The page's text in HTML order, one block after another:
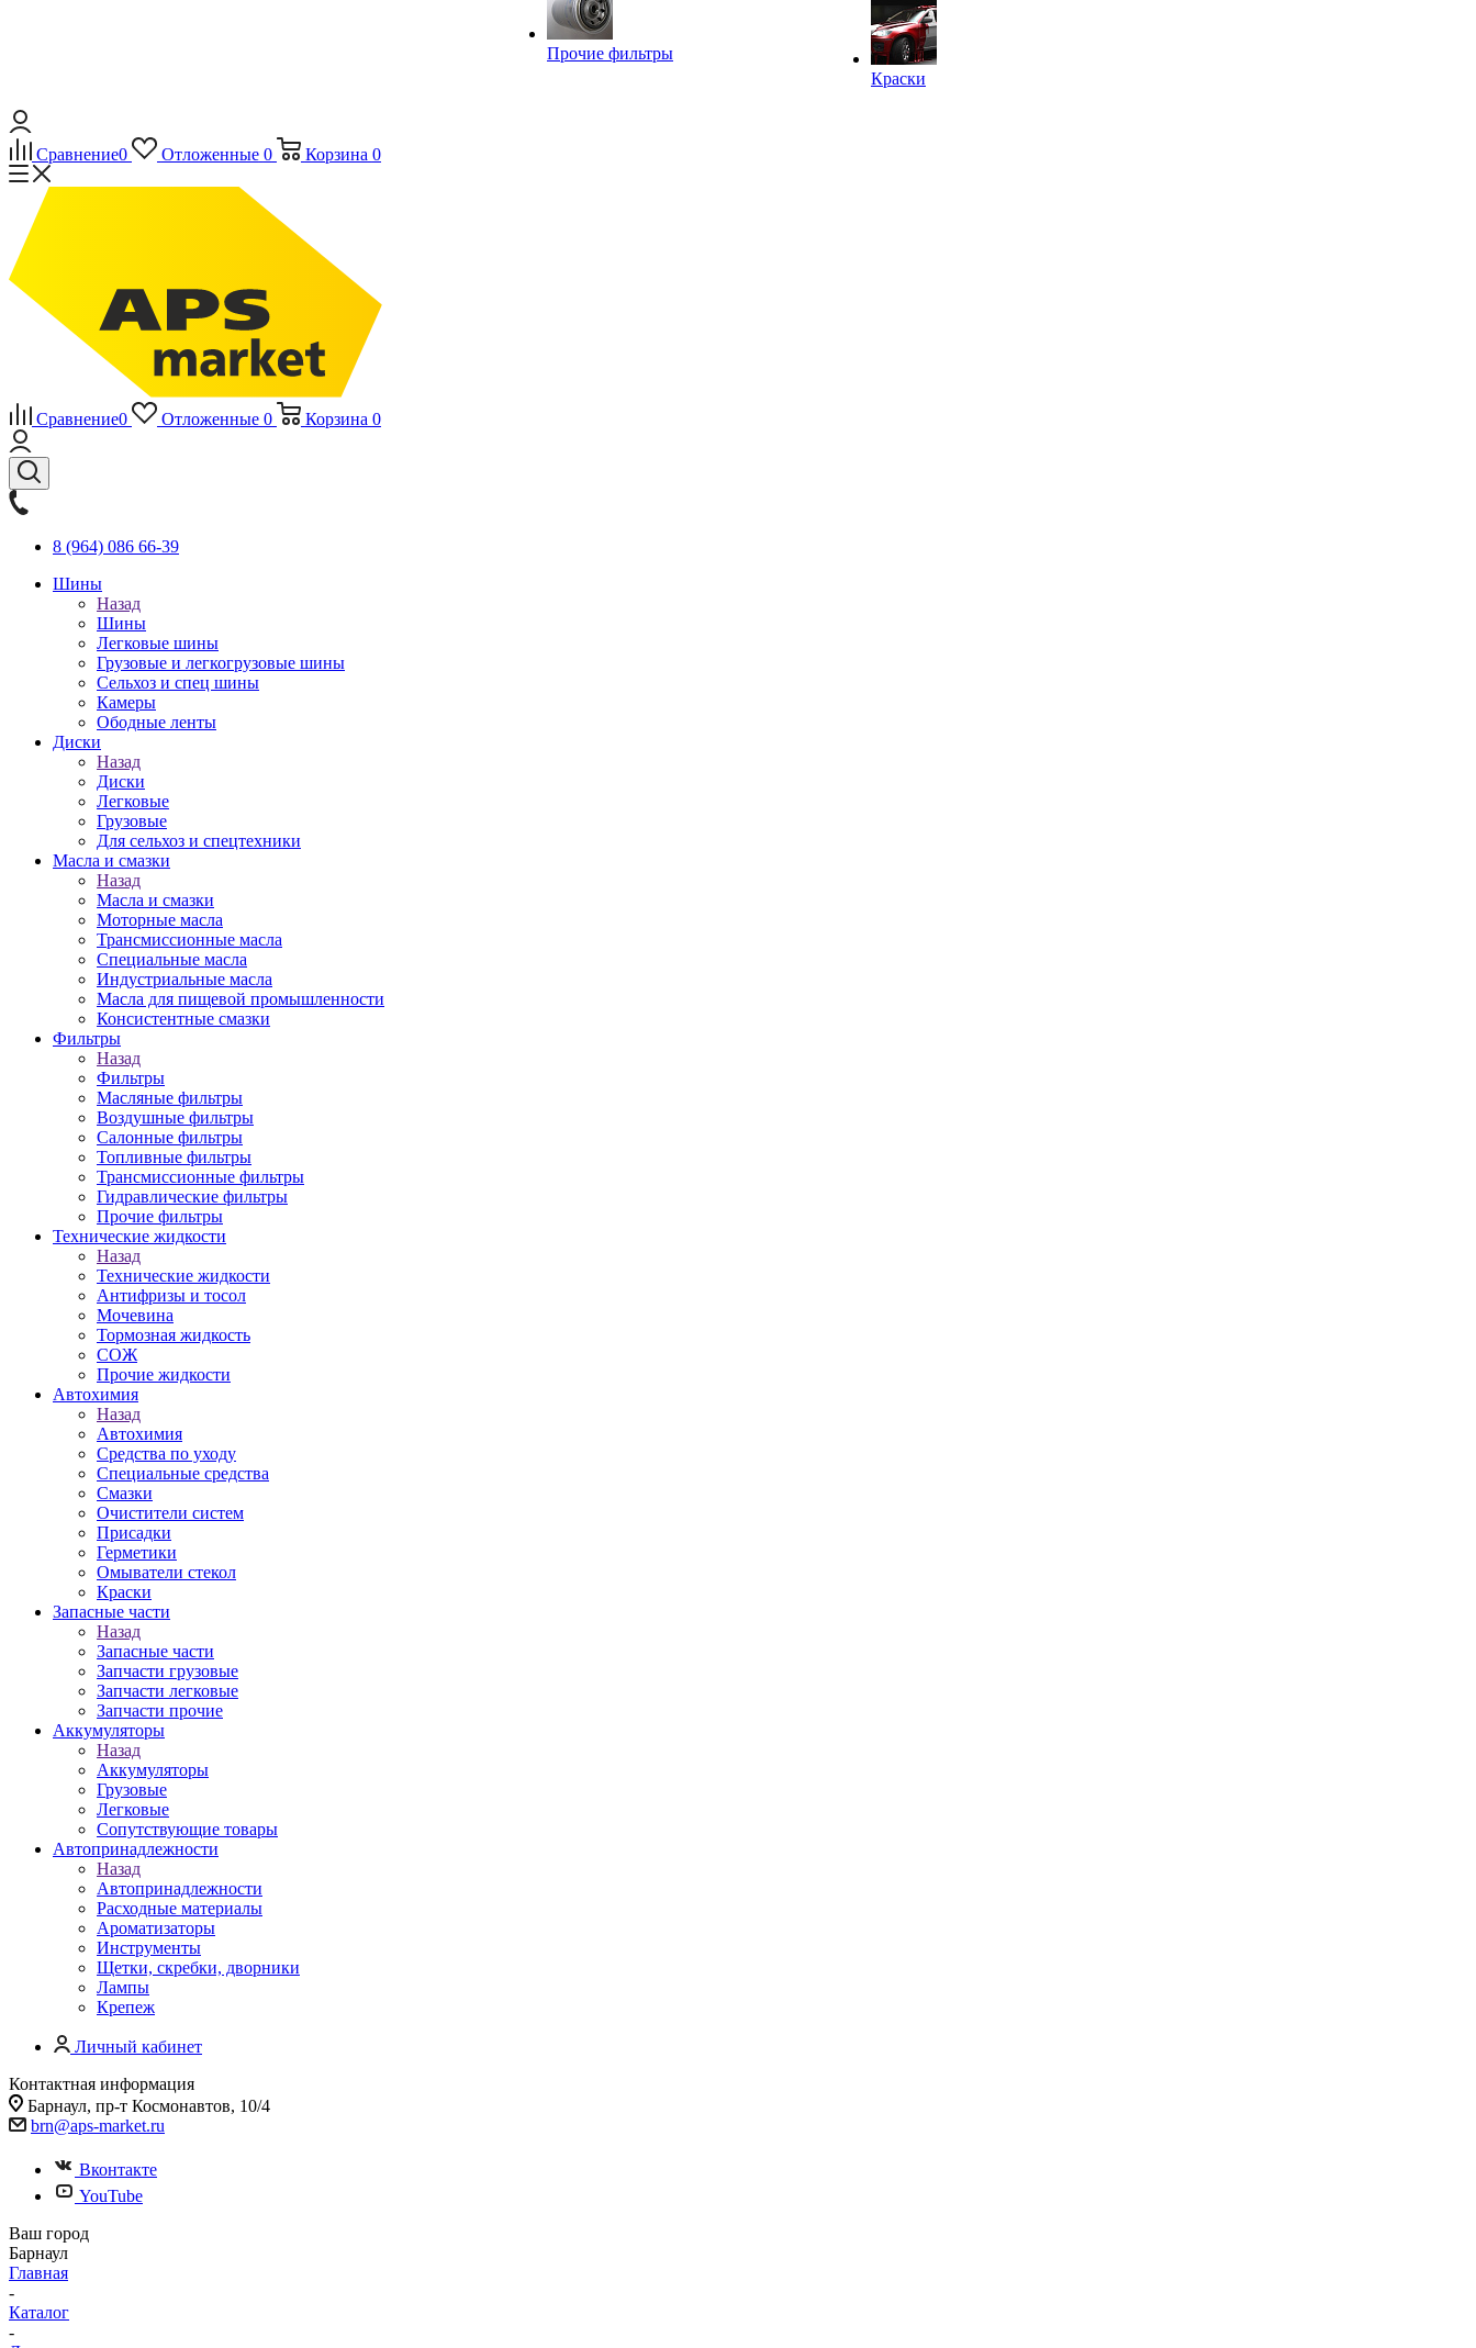
Прочие фильтры
Краски
Сравнение0 Отложенные 0 Корзина 0
Сравнение0 Отложенные 0 Корзина 0
8 (964) 086 66-39
Шины
Назад
Шины
Легковые шины
Грузовые и легкогрузовые шины
Сельхоз и спец шины
Камеры
Ободные ленты
Диски
Назад
Диски
Легковые
Грузовые
Для сельхоз и спецтехники
Масла и смазки
Назад
Масла и смазки
Моторные масла
Трансмиссионные масла
Специальные масла
Индустриальные масла
Масла для пищевой промышленности
Консистентные смазки
Фильтры
Назад
Фильтры
Масляные фильтры
Воздушные фильтры
Салонные фильтры
Топливные фильтры
Трансмиссионные фильтры
Гидравлические фильтры
Прочие фильтры
Технические жидкости
Назад
Технические жидкости
Антифризы и тосол
Мочевина
Тормозная жидкость
СОЖ
Прочие жидкости
Автохимия
Назад
Автохимия
Средства по уходу
Специальные средства
Смазки
Очистители систем
Присадки
Герметики
Омыватели стекол
Краски
Запасные части
Назад
Запасные части
Запчасти грузовые
Запчасти легковые
Запчасти прочие
Аккумуляторы
Назад
Аккумуляторы
Грузовые
Легковые
Сопутствующие товары
Автопринадлежности
Назад
Автопринадлежности
Расходные материалы
Ароматизаторы
Инструменты
Щетки, скребки, дворники
Лампы
Крепеж
Личный кабинет
Контактная информация
Барнаул, пр-т Космонавтов, 10/4
brn@aps-market.ru
Вконтакте
YouTube
Ваш город
Барнаул
Главная
-
Каталог
-